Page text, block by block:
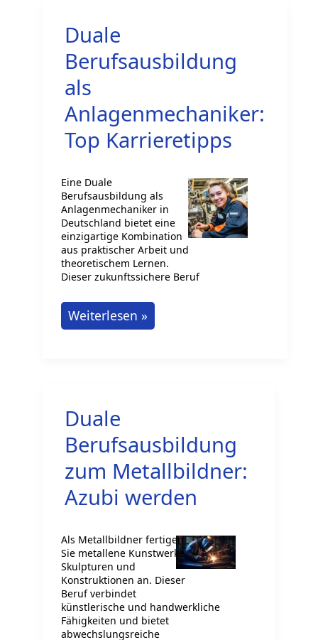
Stahlindustrie
in
Deutschland
Duale
Berufsausbildung
als
Anlagenmechaniker:
Top Karrieretipps
Eine Duale
Berufsausbildung als
Anlagenmechaniker in
Deutschland bietet eine
einzigartige Kombination
aus praktischer Arbeit und
theoretischem Lernen.
Dieser zukunftssichere Beruf
Duale
Berufsausbildung
Karrieretipps
Weiterlesen »
Duale
Berufsausbildung
zum Metallbildner:
Azubi werden
Als Metallbildner fertigen
Sie metallene Kunstwerke,
Skulpturen und
Konstruktionen an. Dieser
Beruf verbindet
künstlerische und handwerkliche
Fähigkeiten und bietet
abwechslungsreiche